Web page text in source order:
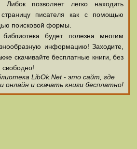
Либок позволяет легко находить
писателя как с помощью
поисковой формы.
будет полезна многим
информацию! Заходите,
скачивайте бесплатные книги, без
свободно!
LibOk.Net - это сайт, где
онлайн и скачать книги бесплатно!